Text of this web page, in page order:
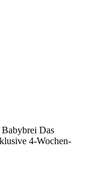
Das
4-Wochen-